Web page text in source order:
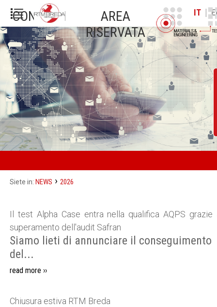
IT |
CONTATTI
AREA
RISERVATA
Siete in: NEWS › 2026
Il test Alpha Case entra nella qualifica AQPS grazie
superamento dell'audit Safran
Siamo lieti di annunciare il conseguimento
del...
read more ››
Chiusura estiva RTM Breda